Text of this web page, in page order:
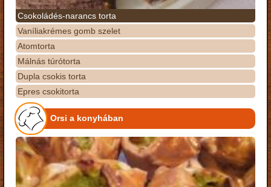
Csokoládés-narancs torta
Vaníliakrémes gomb szelet
Atomtorta
Málnás túrótorta
Dupla csokis torta
Epres csokitorta
Orsi a konyhában